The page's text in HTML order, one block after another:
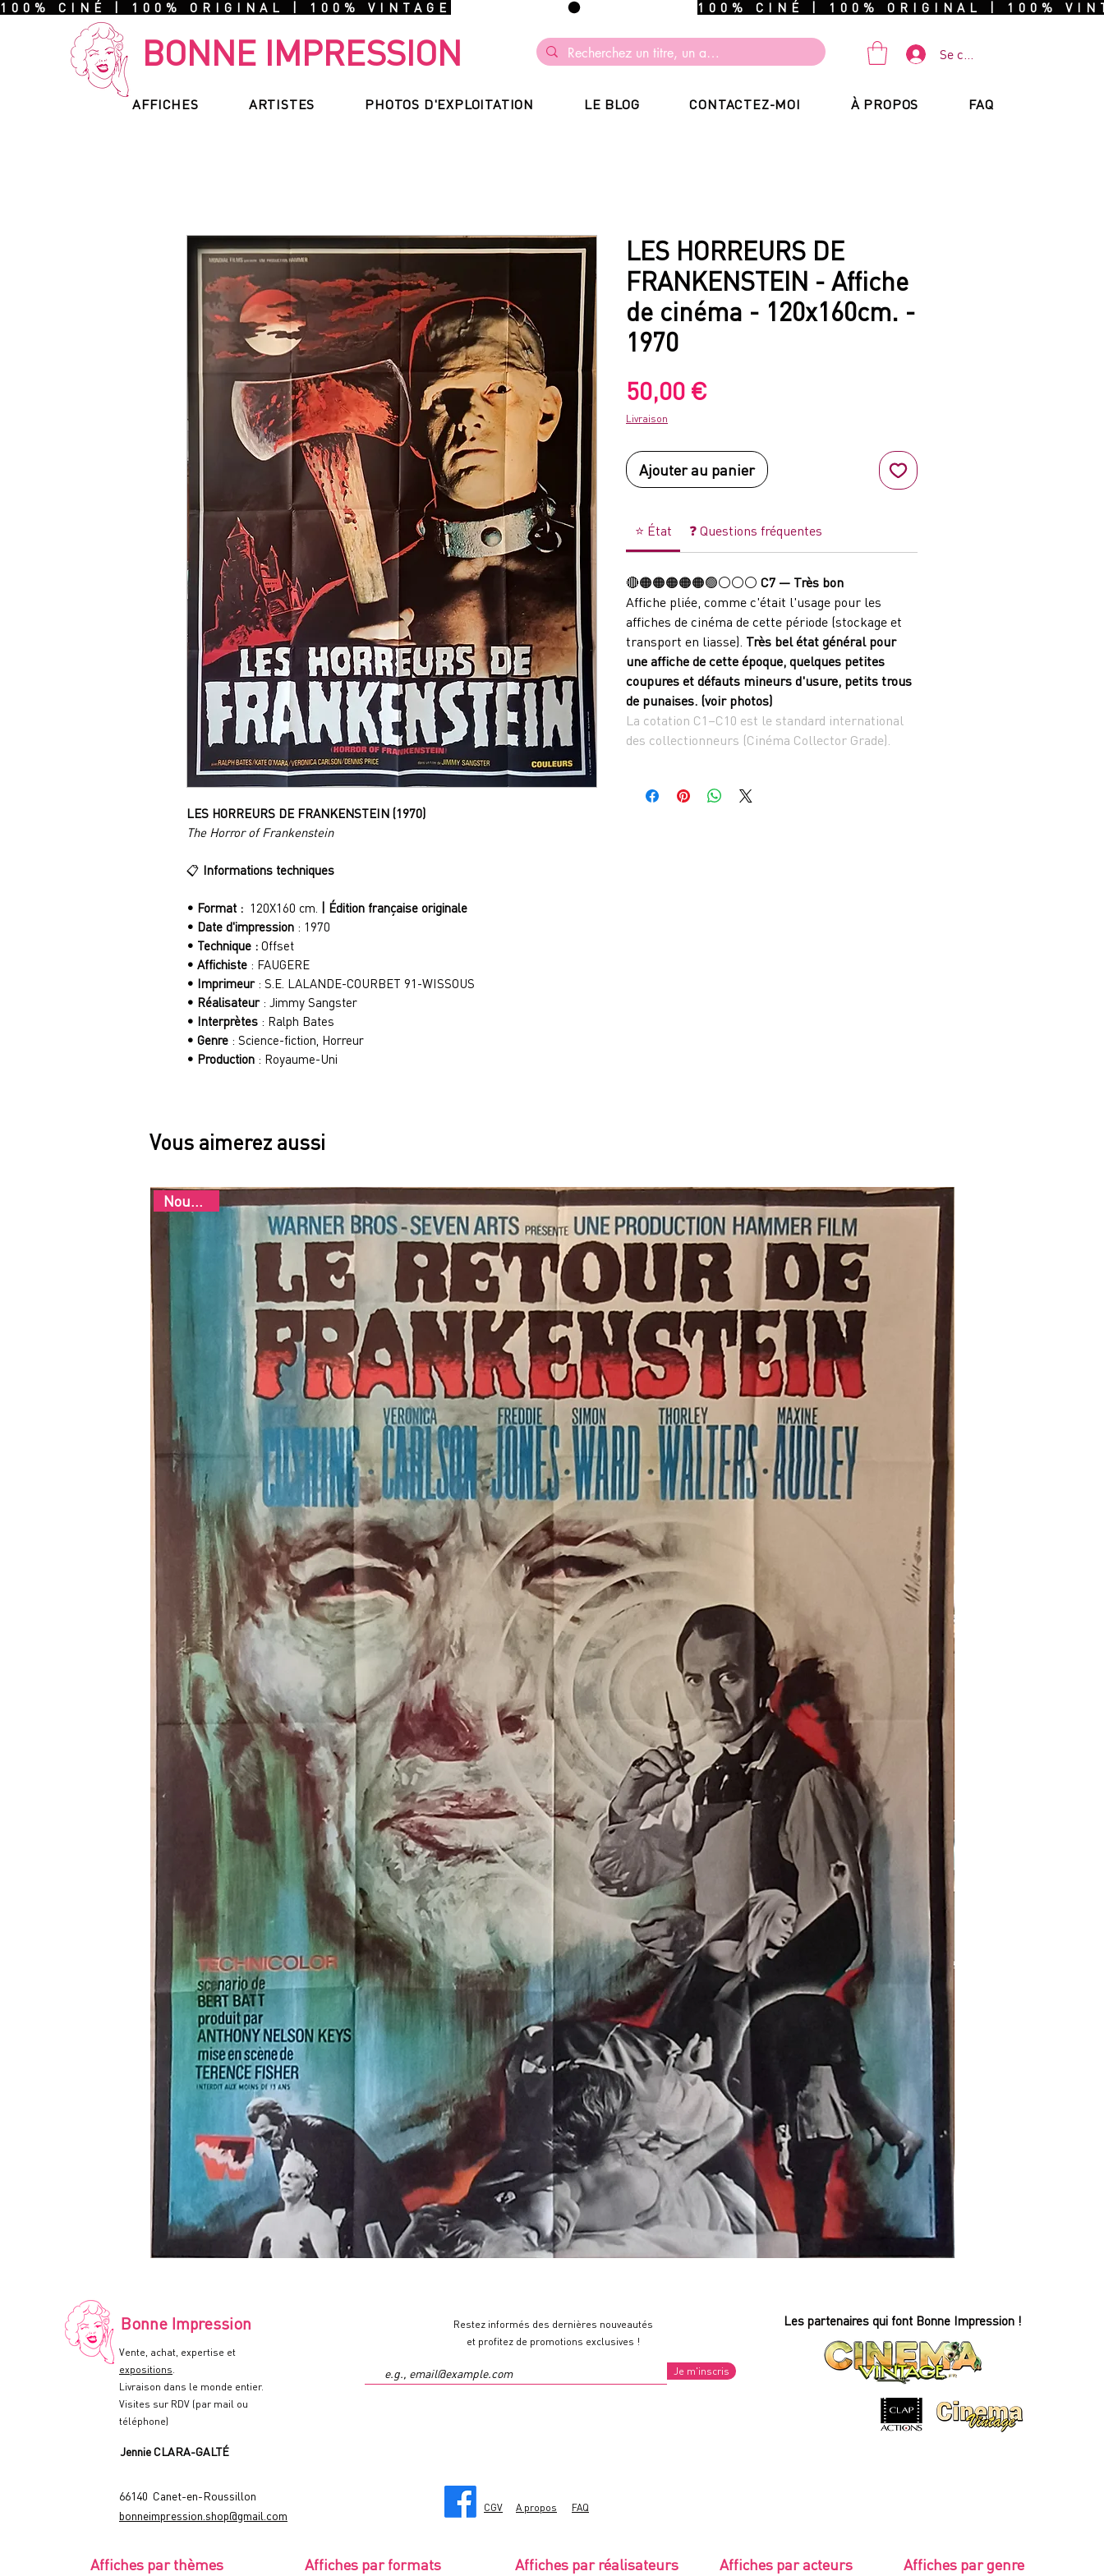
100% CINÉ | 100% ORIGINAL | 100% VINTAGE
BONNE IMPRESSION Se connecter
AFFICHES ARTISTES PHOTOS D'EXPLOITATION LE BLOG CONTACTEZ-MOI À PROPOS FAQ
LES HORREURS DE FRANKENSTEIN (1970)
The Horror of Frankenstein
📋 Informations techniques
• Format : 120X160 cm. | Édition française originale
• Date d'impression : 1970
• Technique : Offset
• Affichiste : FAUGERE
• Imprimeur: S.E. LALANDE-COURBET 91-WISSOUS
• Réalisateur : Jimmy Sangster
• Interprètes : Ralph Bates
• Genre : Science-fiction, Horreur
• Production : Royaume-Uni
LES HORREURS DE
FRANKENSTEIN - Affiche
de cinéma - 120x160cm. -
1970
50,00 €Prix
Livraison
Ajouter au panier
⭐ État ❓ Questions fréquentes
🔴🟠🟠🟠🟠🟠🟢⚪⚪⚪ C7 — Très bon
Affiche pliée, comme c'était l'usage pour les
affiches de cinéma de cette période (stockage et
transport en liasse). Très bel état général pour
une affiche de cette époque, quelques petites
coupures et défauts mineurs d'usure, petits trous
de punaises. (voir photos)
La cotation C1–C10 est le standard international
des collectionneurs (Cinéma Collector Grade).
Vous aimerez aussi
Nouveau !
cinéma
120x160cm.
1969
-
120x160cm.
1984
Bonne Impression
Vente, achat, expertise et
expositions
Livraison dans le monde entier.
Visites sur RDV (par mail ou
téléphone)
Jennie CLARA-GALTÉ
Restez informés des dernières nouveautés
et profitez de promotions exclusives !
Je m'inscris
Les partenaires qui font Bonne Impression !
66140 Canet-en-Roussillon
bonneimpression.shop@gmail.com
CGV A propos FAQ
Affiches par thèmes Affiches par formats Affiches par réalisateurs Affiches par acteurs Affiches par genre